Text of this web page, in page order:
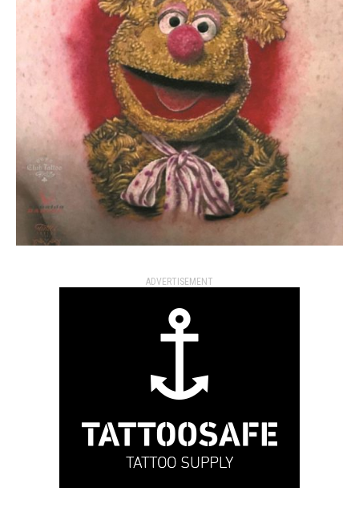
ADVERTISEMENT